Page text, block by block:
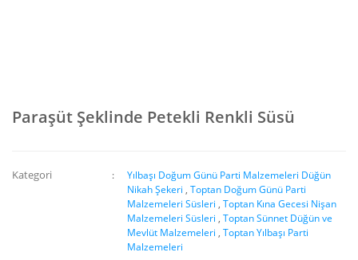
Paraşüt Şeklinde Petekli Renkli Süsü
Kategori
Yılbaşı Doğum Günü Parti Malzemeleri Düğün
Nikah Şekeri ,Toptan Doğum Günü Parti
Malzemeleri Süsleri ,Toptan Kına Gecesi Nişan
Malzemeleri Süsleri ,Toptan Sünnet Düğün ve
Mevlüt Malzemeleri ,Toptan Yılbaşı Parti
Malzemeleri